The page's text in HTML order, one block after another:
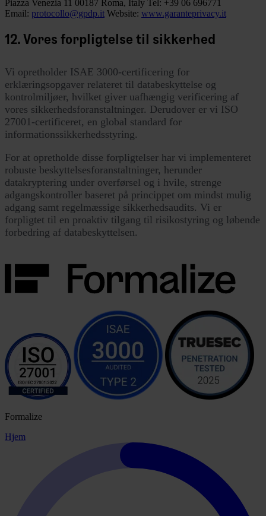
Piazza Venezia 11 00187 Roma, Italy Tel: +39 06 696771
Email: protocollo@gpdp.it Website: www.garanteprivacy.it
12. Vores forpligtelse til sikkerhed
Vi opretholder ISAE 3000-certificering for
erklæringsopgaver relateret til databeskyttelse og
kontrolmiljøer, hvilket giver uafhængig verificering af
vores sikkerhedsforanstaltninger. Derudover er vi ISO
27001-certificeret, en global standard for
informationssikkerhedsstyring.
For at opretholde disse forpligtelser har vi implementeret
robuste beskyttelsesforanstaltninger, herunder
datakryptering under overførsel og i hvile, strenge
adgangskontroller baseret på princippet om mindst mulig
adgang samt regelmæssige sikkerhedsaudits. Vi er
forpligtet til en proaktiv tilgang til risikostyring og løbende
forbedring af databeskyttelsen.
Formalize
Hjem